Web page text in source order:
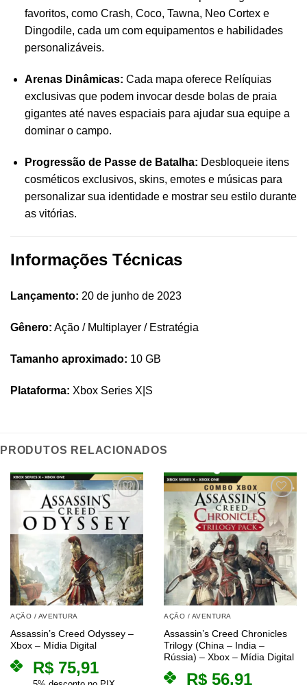
favoritos, como Crash, Coco, Tawna, Neo Cortex e
Dingodile, cada um com equipamentos e habilidades
personalizáveis.
Arenas Dinâmicas: Cada mapa oferece Relíquias
exclusivas que podem invocar desde bolas de praia
gigantes até naves espaciais para ajudar sua equipe a
dominar o campo.
Progressão de Passe de Batalha: Desbloqueie itens
cosméticos exclusivos, skins, emotes e músicas para
personalizar sua identidade e mostrar seu estilo durante
as vitórias.
Informações Técnicas
Lançamento: 20 de junho de 2023
Gênero: Ação / Multiplayer / Estratégia
Tamanho aproximado: 10 GB
Plataforma: Xbox Series X|S
PRODUTOS RELACIONADOS
AÇÃO / AVENTURA
Assassin’s Creed Odyssey –
Xbox – Mídia Digital
R$ 75,91
AÇÃO / AVENTURA
Assassin’s Creed Chronicles
Trilogy (China – India –
Rússia) – Xbox – Mídia Digital
R$ 56,91